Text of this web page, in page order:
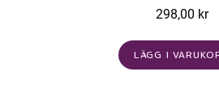
298,00 kr
LÄGG I